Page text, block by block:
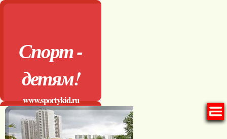
Спорт -
детям!
www.sportykid.ru